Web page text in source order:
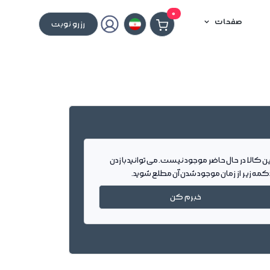
0
رزرو نوبت صفحات
کالا در حال حاضر موجود نیست. می توانید با زدن
زیر از زمان موجود شدن آن مطلع شوید.
خبرم کن